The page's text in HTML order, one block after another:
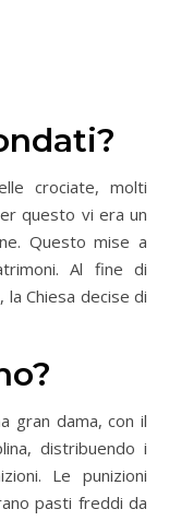
crociate, molti
questo vi era un
Questo mise a
Al fine di
Chiesa decise di
gran dama, con il
distribuendo i
Le punizioni
pasti freddi da